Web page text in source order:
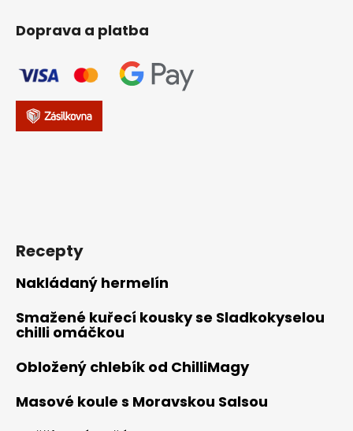
Doprava a platba
Recepty
Nakládaný hermelín
Smažené kuřecí kousky se Sladkokyselou
chilli omáčkou
Obložený chlebík od ChilliMagy
Masové koule s Moravskou Salsou